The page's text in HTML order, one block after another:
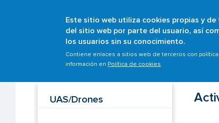
Este sitio web utiliza cookies propias y
del sitio web por parte del usuario, así
los usuarios sin su conocimiento.
Contiene enlaces a sitios web de terceros con
información en Política de cookies
Sobrescribir
de
ayuda
Ámbitos UAS/Drones Actividades o
UAS/Drones